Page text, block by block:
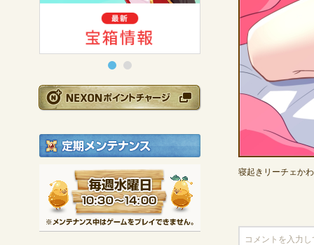
NEXONポイントチ
定期メンテナンス
毎週水曜日 10:30
寝起きリーチェか